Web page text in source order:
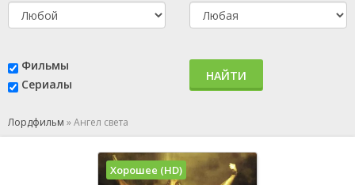
Фильмы
Сериалы
НАЙТИ
Лордфильм »Ангел света
Хорошее (HD)